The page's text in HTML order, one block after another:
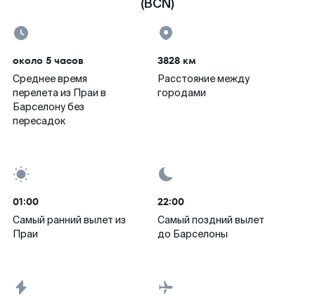
(BCN)
около 5 часов
Среднее время
перелета из Праи в
Барселону без
пересадок
3828 км
Расстояние между
городами
01:00
Самый ранний вылет из
Праи
22:00
Самый поздний вылет
до Барселоны